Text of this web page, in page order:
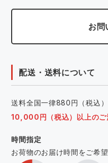
お問
配送・送料について
送料全国一律880円（税込
10,000円（税込）以上のご
時間指定
お荷物のお届け時間をご希